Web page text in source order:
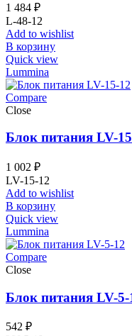
1 484 ₽
L-48-12
Add to wishlist
В корзину
Quick view
Lummina
Compare
Close
Блок питания LV-
1 002 ₽
LV-15-12
Add to wishlist
В корзину
Quick view
Lummina
Compare
Close
Блок питания LV-5-
542 ₽